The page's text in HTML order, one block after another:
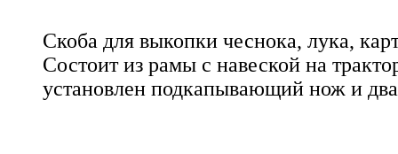
Скоба для выкопки чеснока, лука,
Состоит из рамы с навеской на
установлен подкапывающий нож и